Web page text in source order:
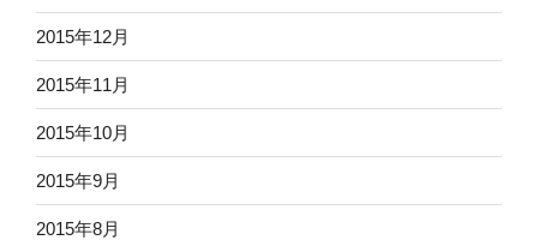
2015年12月
2015年11月
2015年10月
2015年9月
2015年8月